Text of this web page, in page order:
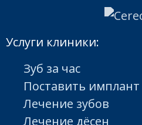
Услуги клиники:
Зуб за час
Поставить имплант
Лечение зубов
Лечение дёсен